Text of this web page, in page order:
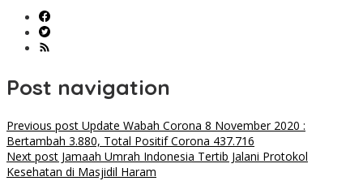
Post navigation
Previous post Update Wabah Corona 8 November 2020 :
Bertambah 3.880, Total Positif Corona 437.716
Next post Jamaah Umrah Indonesia Tertib Jalani Protokol
Kesehatan di Masjidil Haram